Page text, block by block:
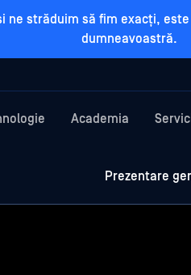
străduim să fim exacți,
dumneavoastră.
Academia
Prezentare